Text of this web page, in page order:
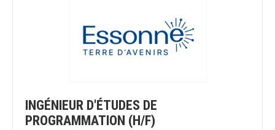
INGÉNIEUR D'ÉTUDES DE
PROGRAMMATION (H/F)